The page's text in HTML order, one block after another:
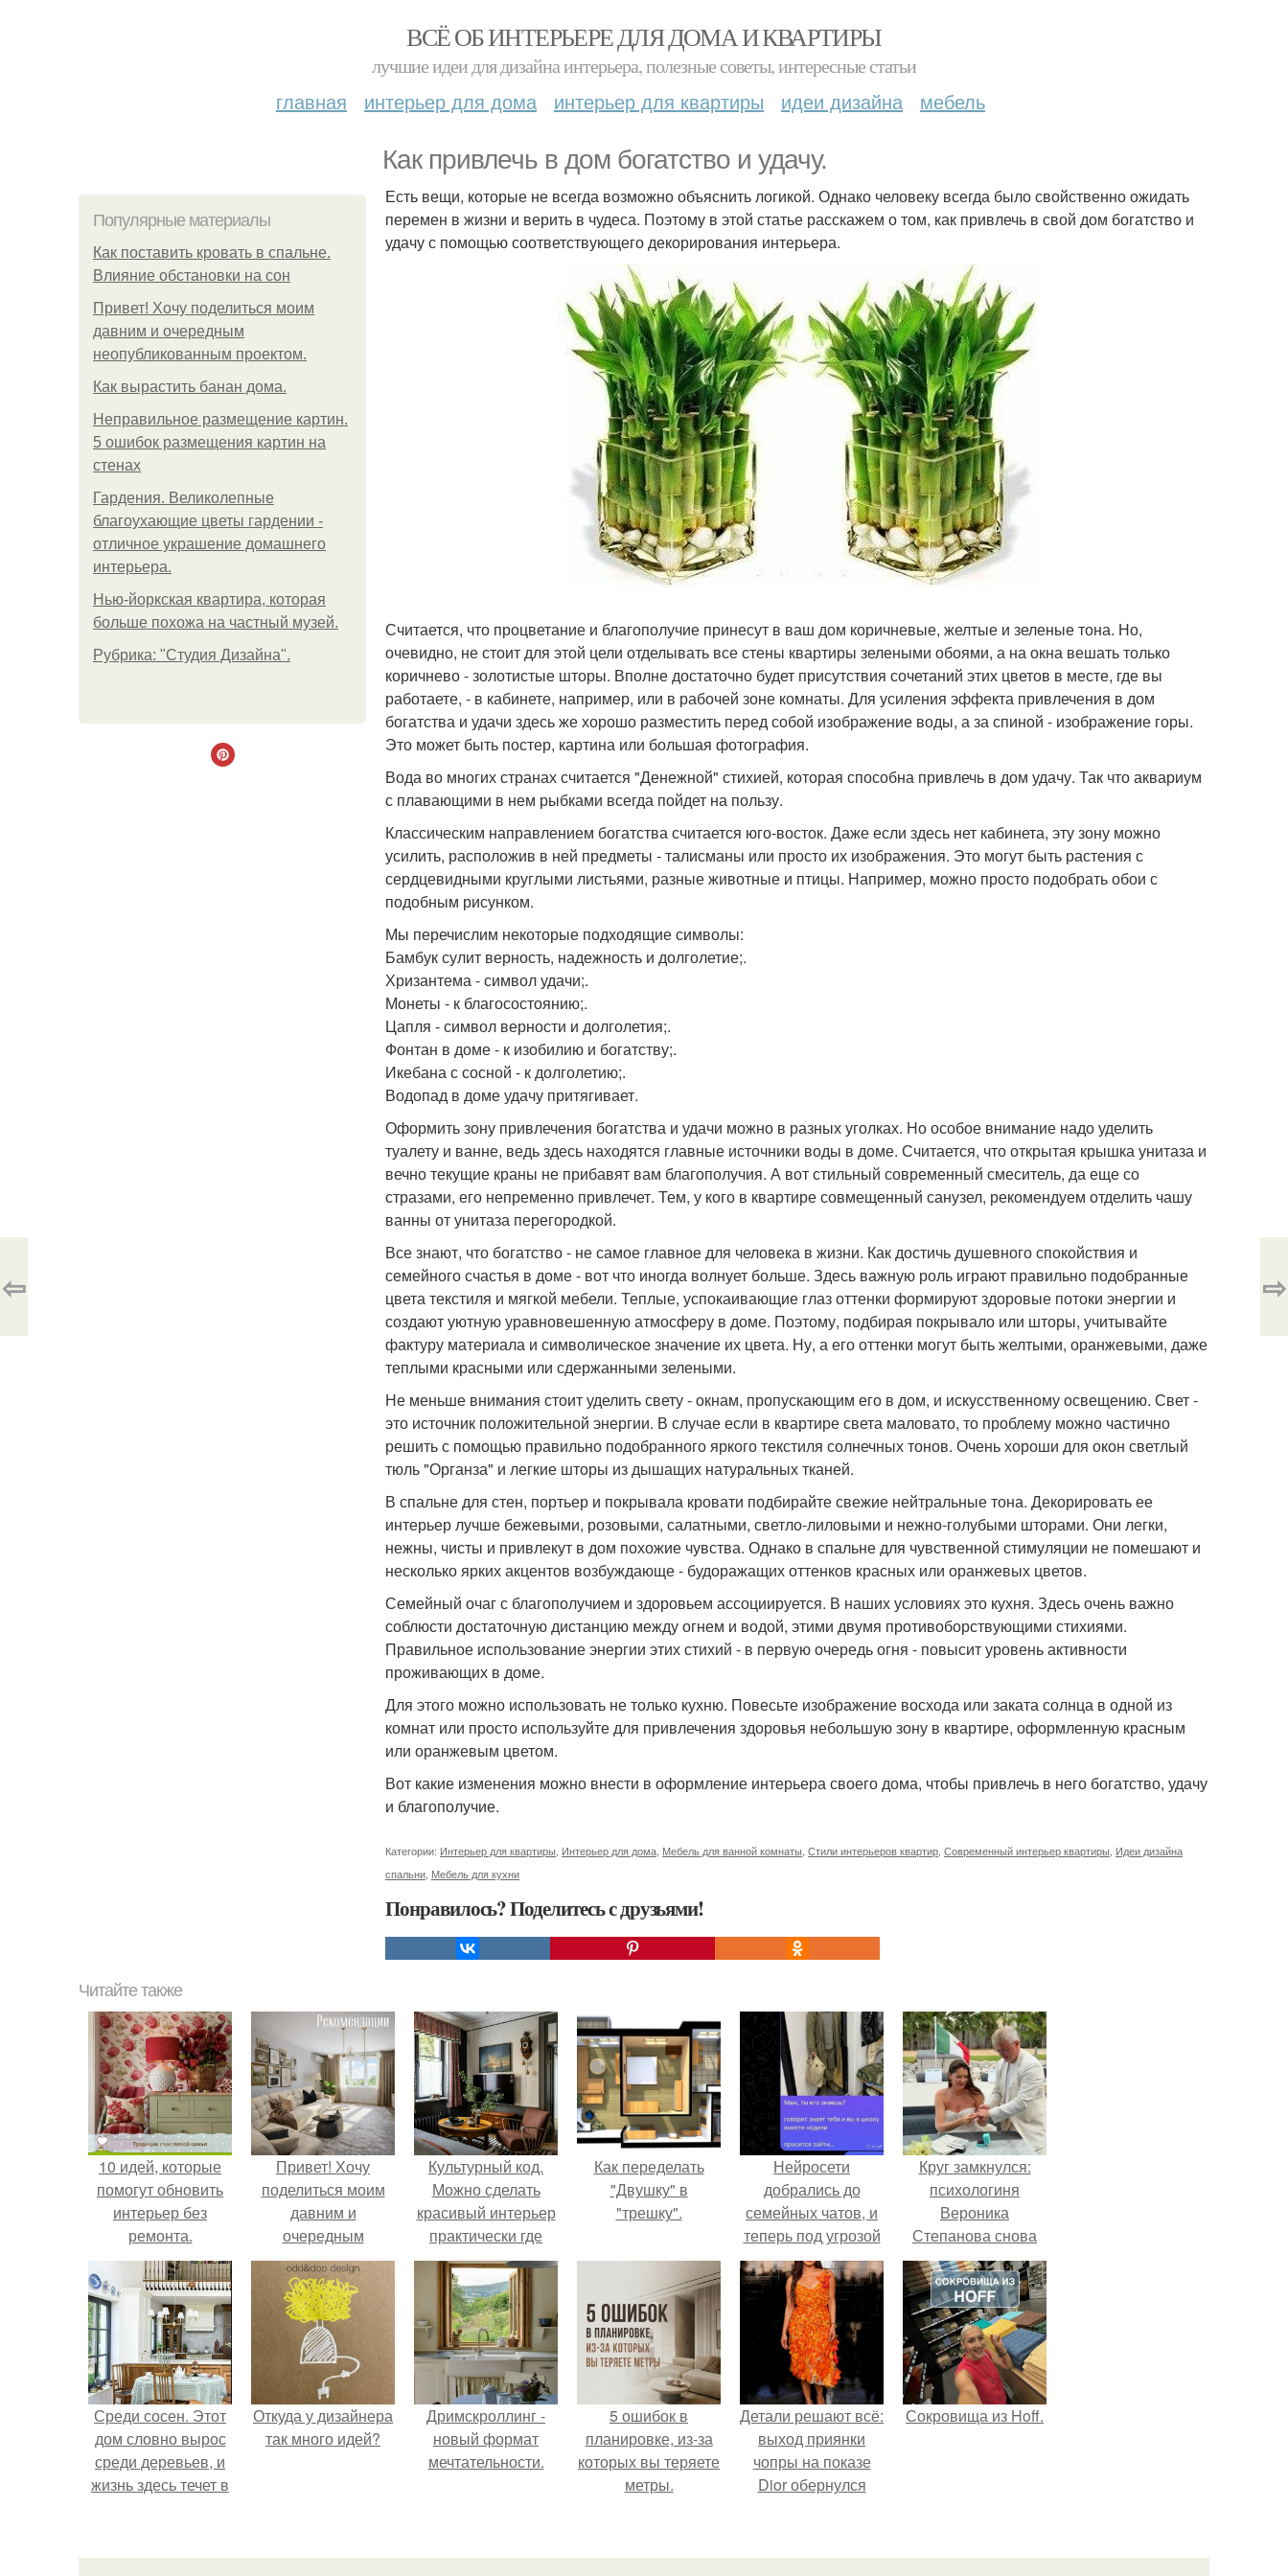
ВСЁ ОБ ИНТЕРЬЕРЕ ДЛЯ ДОМА И КВАРТИРЫ
лучшие идеи для дизайна интерьера, полезные советы, интересные статьи
главная интерьер для дома интерьер для квартиры идеи дизайна мебель
Как привлечь в дом богатство и удачу.
Популярные материалы
Как поставить кровать в спальне.
Влияние обстановки на сон
Привет! Хочу поделиться моим
давним и очередным
неопубликованным проектом.
Как вырастить банан дома.
Неправильное размещение картин.
5 ошибок размещения картин на
стенах
Гардения. Великолепные
благоухающие цветы гардении -
отличное украшение домашнего
интерьера.
Нью-йоркская квартира, которая
больше похожа на частный музей.
Рубрика: "Студия Дизайна".
Есть вещи, которые не всегда возможно объяснить логикой. Однако человеку всегда было свойственно ожидать
перемен в жизни и верить в чудеса. Поэтому в этой статье расскажем о том, как привлечь в свой дом богатство и
удачу с помощью соответствующего декорирования интерьера.
Считается, что процветание и благополучие принесут в ваш дом коричневые, желтые и зеленые тона. Но,
очевидно, не стоит для этой цели отделывать все стены квартиры зелеными обоями, а на окна вешать только
коричнево - золотистые шторы. Вполне достаточно будет присутствия сочетаний этих цветов в месте, где вы
работаете, - в кабинете, например, или в рабочей зоне комнаты. Для усиления эффекта привлечения в дом
богатства и удачи здесь же хорошо разместить перед собой изображение воды, а за спиной - изображение горы.
Это может быть постер, картина или большая фотография.
Вода во многих странах считается "Денежной" стихией, которая способна привлечь в дом удачу. Так что аквариум
с плавающими в нем рыбками всегда пойдет на пользу.
Классическим направлением богатства считается юго-восток. Даже если здесь нет кабинета, эту зону можно
усилить, расположив в ней предметы - талисманы или просто их изображения. Это могут быть растения с
сердцевидными круглыми листьями, разные животные и птицы. Например, можно просто подобрать обои с
подобным рисунком.
Мы перечислим некоторые подходящие символы:
Бамбук сулит верность, надежность и долголетие;.
Хризантема - символ удачи;.
Монеты - к благосостоянию;.
Цапля - символ верности и долголетия;.
Фонтан в доме - к изобилию и богатству;.
Икебана с сосной - к долголетию;.
Водопад в доме удачу притягивает.
Оформить зону привлечения богатства и удачи можно в разных уголках. Но особое внимание надо уделить
туалету и ванне, ведь здесь находятся главные источники воды в доме. Считается, что открытая крышка унитаза и
вечно текущие краны не прибавят вам благополучия. А вот стильный современный смеситель, да еще со
стразами, его непременно привлечет. Тем, у кого в квартире совмещенный санузел, рекомендуем отделить чашу
ванны от унитаза перегородкой.
Все знают, что богатство - не самое главное для человека в жизни. Как достичь душевного спокойствия и
семейного счастья в доме - вот что иногда волнует больше. Здесь важную роль играют правильно подобранные
цвета текстиля и мягкой мебели. Теплые, успокаивающие глаз оттенки формируют здоровые потоки энергии и
создают уютную уравновешенную атмосферу в доме. Поэтому, подбирая покрывало или шторы, учитывайте
фактуру материала и символическое значение их цвета. Ну, а его оттенки могут быть желтыми, оранжевыми, даже
теплыми красными или сдержанными зелеными.
Не меньше внимания стоит уделить свету - окнам, пропускающим его в дом, и искусственному освещению. Свет -
это источник положительной энергии. В случае если в квартире света маловато, то проблему можно частично
решить с помощью правильно подобранного яркого текстиля солнечных тонов. Очень хороши для окон светлый
тюль "Органза" и легкие шторы из дышащих натуральных тканей.
В спальне для стен, портьер и покрывала кровати подбирайте свежие нейтральные тона. Декорировать ее
интерьер лучше бежевыми, розовыми, салатными, светло-лиловыми и нежно-голубыми шторами. Они легки,
нежны, чисты и привлекут в дом похожие чувства. Однако в спальне для чувственной стимуляции не помешают и
несколько ярких акцентов возбуждающе - будоражащих оттенков красных или оранжевых цветов.
Семейный очаг с благополучием и здоровьем ассоциируется. В наших условиях это кухня. Здесь очень важно
соблюсти достаточную дистанцию между огнем и водой, этими двумя противоборствующими стихиями.
Правильное использование энергии этих стихий - в первую очередь огня - повысит уровень активности
проживающих в доме.
Для этого можно использовать не только кухню. Повесьте изображение восхода или заката солнца в одной из
комнат или просто используйте для привлечения здоровья небольшую зону в квартире, оформленную красным
или оранжевым цветом.
Вот какие изменения можно внести в оформление интерьера своего дома, чтобы привлечь в него богатство, удачу
и благополучие.
Категории: Интерьер для квартиры Интерьер для дома Мебель для ванной комнаты Стили интерьеров квартир Современный интерьер квартиры Идеи дизайна
спальни Мебель для кухни
Понравилось? Поделитесь с друзьями!
⇦ ⇨
Читайте также
10 идей, которые
помогут обновить
интерьер без
ремонта.
Привет! Хочу
поделиться моим
давним и
очередным
неопубликованным
проектом.
Культурный код.
Можно сделать
красивый интерьер
практически где
угодно.
Как переделать
"Двушку" в
"трешку".
Нейросети
добрались до
семейных чатов, и
теперь под угрозой
мамины нервы.
Круг замкнулся:
психологиня
Вероника
Степанова снова
вышла замуж за
собственного
бывшего мужа.
Среди сосен. Этот
дом словно вырос
среди деревьев, и
жизнь здесь течет в
спешки и лишнего
Откуда у дизайнера
так много идей?
Дримскроллинг -
новый формат
мечтательности.
5 ошибок в
планировке, из-за
которых вы теряете
метры.
Детали решают всё:
выход приянки
чопры на показе
Dior обернулся
пошива.
Сокровища из Hoff.